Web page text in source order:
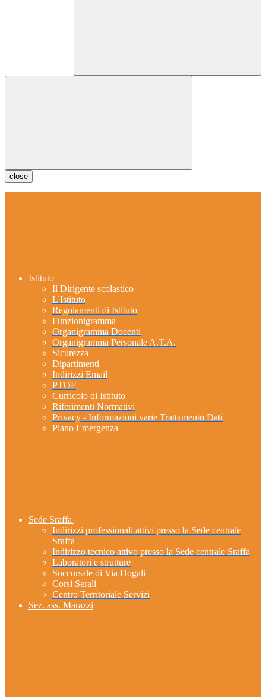
close
Istituto
Il Dirigente scolastico
L'Istituto
Regolamenti di Istituto
Funzionigramma
Organigramma Docenti
Organigramma Personale A.T.A.
Sicurezza
Dipartimenti
Indirizzi Email
PTOF
Curricolo di Istituto
Riferimenti Normativi
Privacy - Informazioni varie Trattamento Dati
Piano Emergenza
Sede Sraffa
Indirizzi professionali attivi presso la Sede centrale
Sraffa
Indirizzo tecnico attivo presso la Sede centrale Sraffa
Laboratori e strutture
Succursale di Via Dogali
Corsi Serali
Centro Territoriale Servizi
Sez. ass. Marazzi